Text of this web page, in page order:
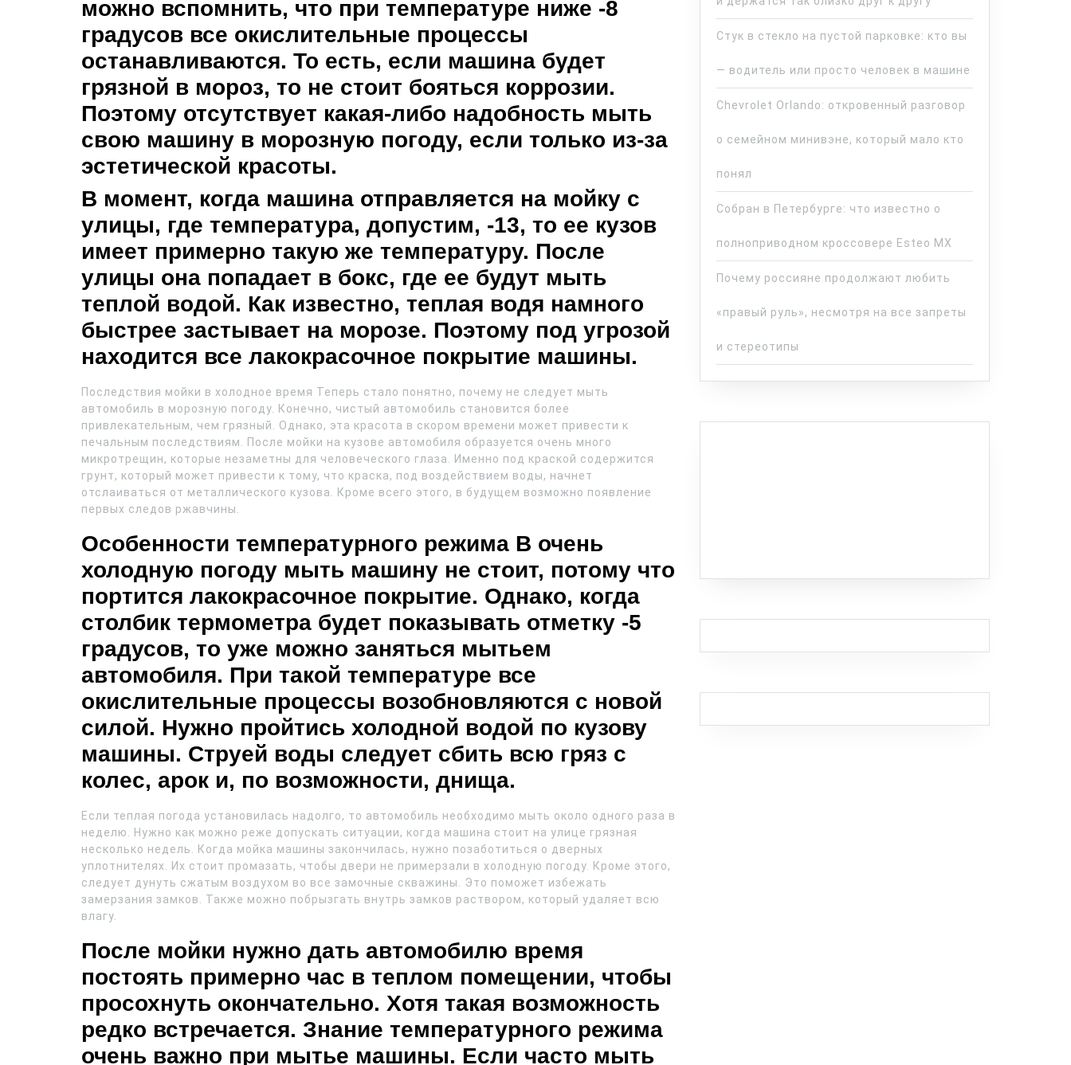
можно вспомнить, что при температуре ниже -8
градусов все окислительные процессы
останавливаются. То есть, если машина будет
грязной в мороз, то не стоит бояться коррозии.
Поэтому отсутствует какая-либо надобность мыть
свою машину в морозную погоду, если только из-за
эстетической красоты.
В момент, когда машина отправляется на мойку с
улицы, где температура, допустим, -13, то ее кузов
имеет примерно такую же температуру. После
улицы она попадает в бокс, где ее будут мыть
теплой водой. Как известно, теплая водя намного
быстрее застывает на морозе. Поэтому под угрозой
находится все лакокрасочное покрытие машины.
Последствия мойки в холодное время Теперь стало понятно, почему не следует мыть
автомобиль в морозную погоду. Конечно, чистый автомобиль становится более
привлекательным, чем грязный. Однако, эта красота в скором времени может привести к
печальным последствиям. После мойки на кузове автомобиля образуется очень много
микротрещин, которые незаметны для человеческого глаза. Именно под краской содержится
грунт, который может привести к тому, что краска, под воздействием воды, начнет
отслаиваться от металлического кузова. Кроме всего этого, в будущем возможно появление
первых следов ржавчины.
Особенности температурного режима В очень
холодную погоду мыть машину не стоит, потому что
портится лакокрасочное покрытие. Однако, когда
столбик термометра будет показывать отметку -5
градусов, то уже можно заняться мытьем
автомобиля. При такой температуре все
окислительные процессы возобновляются с новой
силой. Нужно пройтись холодной водой по кузову
машины. Струей воды следует сбить всю гряз с
колес, арок и, по возможности, днища.
Если теплая погода установилась надолго, то автомобиль необходимо мыть около одного раза в
неделю. Нужно как можно реже допускать ситуации, когда машина стоит на улице грязная
несколько недель. Когда мойка машины закончилась, нужно позаботиться о дверных
уплотнителях. Их стоит промазать, чтобы двери не примерзали в холодную погоду. Кроме этого,
следует дунуть сжатым воздухом во все замочные скважины. Это поможет избежать
замерзания замков. Также можно побрызгать внутрь замков раствором, который удаляет всю
влагу.
После мойки нужно дать автомобилю время
постоять примерно час в теплом помещении, чтобы
просохнуть окончательно. Хотя такая возможность
редко встречается. Знание температурного режима
очень важно при мытье машины. Если часто мыть
Стук в стекло на пустой парковке: кто вы
— водитель или просто человек в машине
Chevrolet Orlando: откровенный разговор
о семейном минивэне, который мало кто
понял
Собран в Петербурге: что известно о
полноприводном кроссовере Esteo MX
Почему россияне продолжают любить
«правый руль», несмотря на все запреты
и стереотипы